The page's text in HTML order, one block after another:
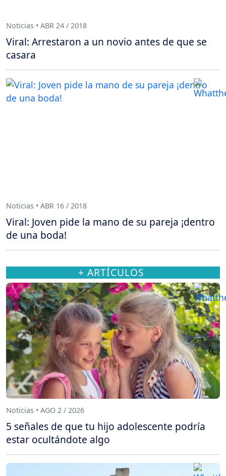
Noticias • ABR 24 / 2018
Viral: Arrestaron a un novio antes de que se
casara
Noticias • ABR 16 / 2018
Viral: Joven pide la mano de su pareja ¡dentro
de una boda!
+ ARTÍCULOS
Noticias • AGO 2 / 2026
5 señales de que tu hijo adolescente podría
estar ocultándote algo